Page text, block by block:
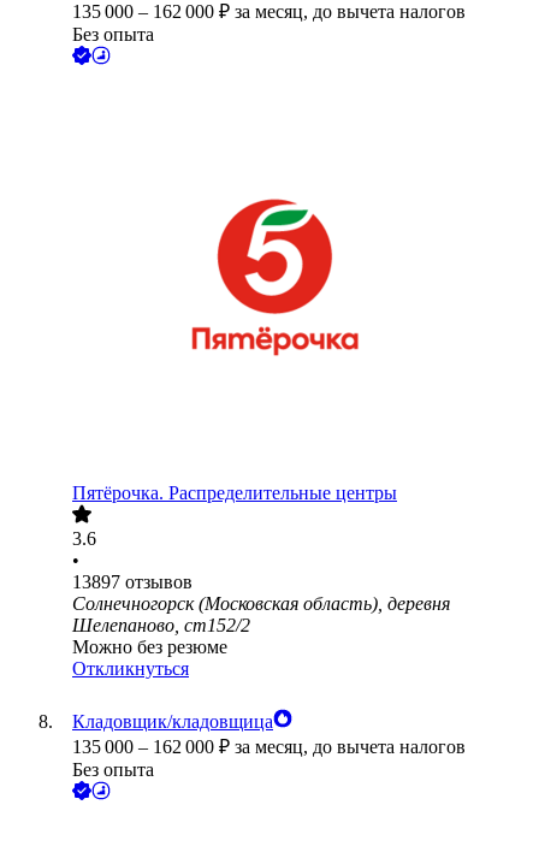
135 000 – 162 000 ₽ за месяц, до вычета налогов
Без опыта
Пятёрочка. Распределительные центры
3.6
•
13897 отзывов
Солнечногорск (Московская область), деревня
Шелепаново, ст152/2
Можно без резюме
Откликнуться
Кладовщик/кладовщица
135 000 – 162 000 ₽ за месяц, до вычета налогов
Без опыта